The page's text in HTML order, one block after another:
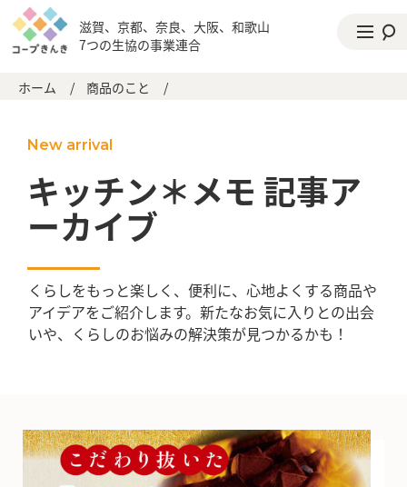
滋賀、京都、奈良、大阪、和歌山
7つの生協の事業連合
ホーム / 商品のこと /
New arrival
キッチン＊メモ 記事ア
ーカイブ
くらしをもっと楽しく、便利に、心地よくする商品や
アイデアをご紹介します。新たなお気に入りとの出会
いや、くらしのお悩みの解決策が見つかるかも！